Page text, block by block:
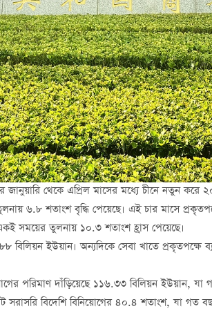
থেকে এপ্রিল মাসের মধ্যে চীনে নতুন করে
৬.৮ শতাংশ বৃদ্ধি পেয়েছে। এই চার মাসে
সময়ের তুলনায় ১০.৩ শতাংশ হ্রাস পেয়েছে।
বিলিয়ন ইউয়ান। অন্যদিকে সেবা খাতে প্রকৃতপক্ষে
পরিমাণ দাঁড়িয়েছে ১১৬.৩৩ বিলিয়ন ইউয়ান,
সরাসরি বিদেশি বিনিয়োগের ৪০.৪ শতাংশ, যা